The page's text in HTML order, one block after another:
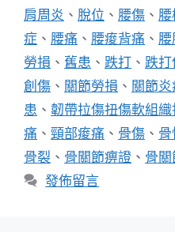
肩周炎 、 脫位 、 腰傷 、
症 、 腰痛 、 腰痠背痛 、 腰
勞損 、 舊患 、 跌打 、 跌打
創傷 、 關節勞損 、 關節炎
患 、 韌帶拉傷扭傷軟組織
痛 、 頸部痠痛 、 骨傷 、 骨
骨裂 、 骨關節痹證 、 骨
發佈留言